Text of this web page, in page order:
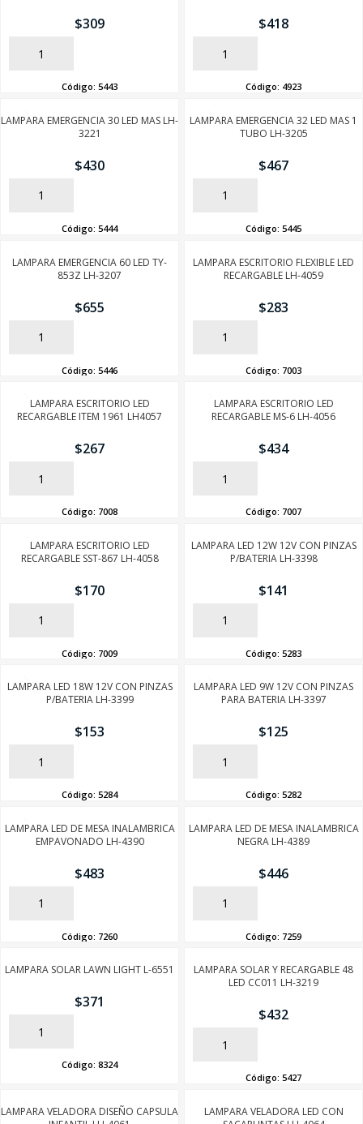
$309
AÑADIR
Código: 5443
$418
AÑADIR
Código: 4923
LAMPARA EMERGENCIA 30 LED MAS LH-
3221
$430
AÑADIR
Código: 5444
LAMPARA EMERGENCIA 32 LED MAS 1
TUBO LH-3205
$467
AÑADIR
Código: 5445
LAMPARA EMERGENCIA 60 LED TY-
853Z LH-3207
$655
AÑADIR
Código: 5446
LAMPARA ESCRITORIO FLEXIBLE LED
RECARGABLE LH-4059
$283
AÑADIR
Código: 7003
LAMPARA ESCRITORIO LED
RECARGABLE ITEM 1961 LH4057
$267
AÑADIR
Código: 7008
LAMPARA ESCRITORIO LED
RECARGABLE MS-6 LH-4056
$434
AÑADIR
Código: 7007
LAMPARA ESCRITORIO LED
RECARGABLE SST-867 LH-4058
$170
AÑADIR
Código: 7009
LAMPARA LED 12W 12V CON PINZAS
P/BATERIA LH-3398
$141
AÑADIR
Código: 5283
LAMPARA LED 18W 12V CON PINZAS
P/BATERIA LH-3399
$153
AÑADIR
Código: 5284
LAMPARA LED 9W 12V CON PINZAS
PARA BATERIA LH-3397
$125
AÑADIR
Código: 5282
LAMPARA LED DE MESA INALAMBRICA
EMPAVONADO LH-4390
$483
AÑADIR
Código: 7260
LAMPARA LED DE MESA INALAMBRICA
NEGRA LH-4389
$446
AÑADIR
Código: 7259
LAMPARA SOLAR LAWN LIGHT L-6551
$371
AÑADIR
Código: 8324
LAMPARA SOLAR Y RECARGABLE 48
LED CC011 LH-3219
$432
AÑADIR
Código: 5427
LAMPARA VELADORA DISEÑO CAPSULA
LAMPARA VELADORA LED CON